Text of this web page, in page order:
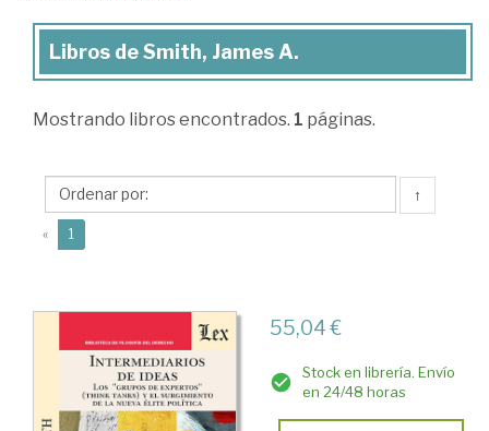
Libros
Smith,
Libros de Smith, James A.
Mostrando libros encontrados. 1 páginas.
↑
« 1
55,04 €
Stock en librería. Envío
en 24/48 horas